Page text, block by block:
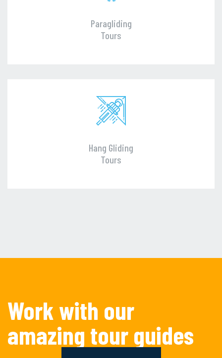
Paragliding
Tours
Hang Gliding
Tours
Work with our
amazing tour guides